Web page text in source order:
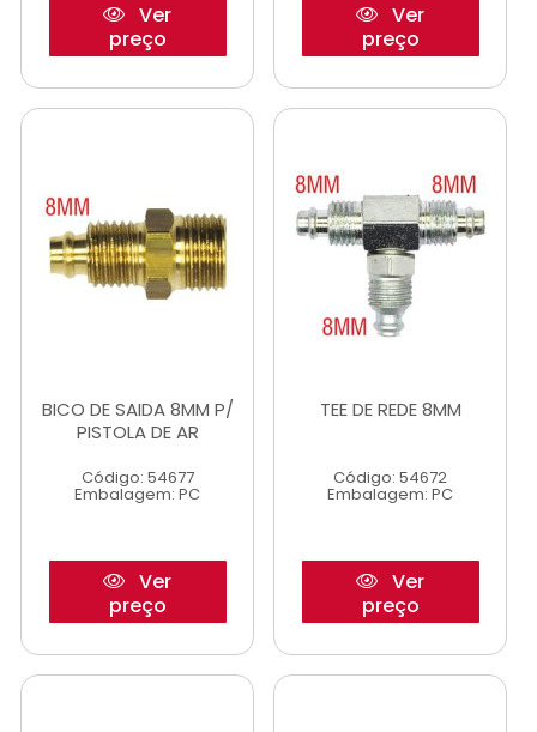
Ver
preço
Ver
preço
BICO DE SAIDA 8MM P/
PISTOLA DE AR
Código: 54677
Embalagem: PC
Ver
preço
TEE DE REDE 8MM
Código: 54672
Embalagem: PC
Ver
preço